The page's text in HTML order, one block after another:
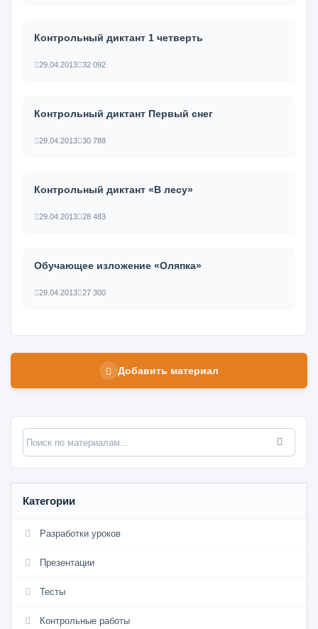
Контрольный диктант 1 четверть
29.04.2013 32 092
Контрольный диктант Первый снег
29.04.2013 30 788
Контрольный диктант «В лесу»
29.04.2013 28 483
Обучающее изложение «Оляпка»
29.04.2013 27 300
Добавить материал
Категории
Разработки уроков
Презентации
Тесты
Контрольные работы